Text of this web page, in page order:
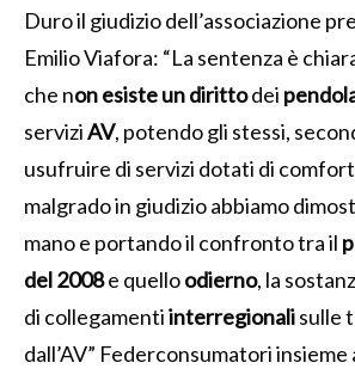
Duro il giudizio dell’associazione
Emilio Viafora: “La sentenza è
che non esiste un dirittodei
serviziAV, potendo gli stessi,
usufruire di servizi dotati di
malgrado in giudizio abbiamo
mano e portando il confronto tra il
del 2008e quelloodierno, la
di collegamentiinterregionalisulle
dall’AV” Federconsumatori